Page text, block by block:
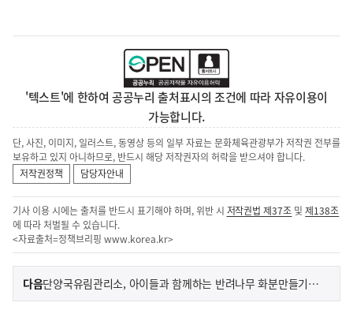
'텍스트'에 한하여 공공누리 출처표시의 조건에 따라 자유이용이
가능합니다.
단, 사진, 이미지, 일러스트, 동영상 등의 일부 자료는 문화체육관광부가 저작권 전부를
보유하고 있지 아니하므로, 반드시 해당 저작권자의 허락을 받으셔야 합니다.
저작권정책
담당자안내
기사 이용 시에는 출처를 반드시 표기해야 하며, 위반 시 저작권법 제37조 및제138조
에 따라 처벌될 수 있습니다.
<자료출처=정책브리핑 www.korea.kr>
이
전
다음기
사
단양국유림관리소, 아이들과 함께하는 반려나무 화분만들기 체험